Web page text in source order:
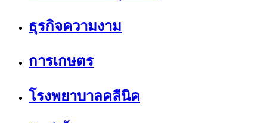
ธุรกิจความงาม
การเกษตร
โรงพยาบาลคลีนิค